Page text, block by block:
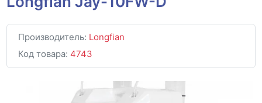
Производитель: Longfian
Код товара: 4743